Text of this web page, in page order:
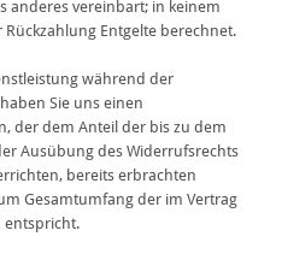
anderes vereinbart; in keinem
Entgelte berechnet.
während der
Sie uns einen
der dem Anteil der bis zu dem
Ausübung des Widerrufsrechts
bereits erbrachten
Gesamtumfang der im Vertrag
entspricht.